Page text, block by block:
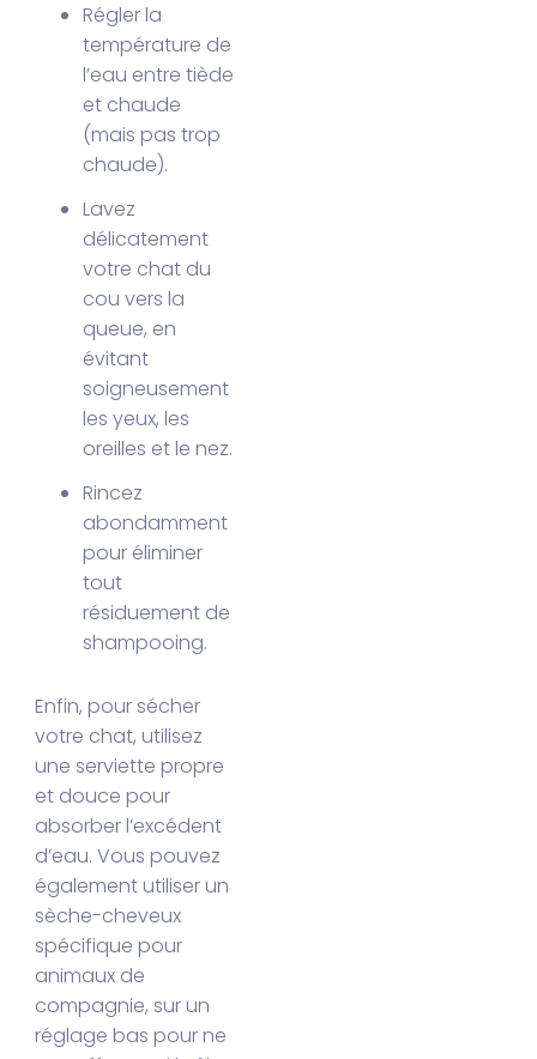
Régler la
température de
l’eau entre tiède
et chaude
(mais pas trop
chaude).
Lavez
délicatement
votre chat du
cou vers la
queue, en
évitant
soigneusement
les yeux, les
oreilles et le nez.
Rincez
abondamment
pour éliminer
tout
résiduement de
shampooing.
Enfin, pour sécher
votre chat, utilisez
une serviette propre
et douce pour
absorber l’excédent
d’eau. Vous pouvez
également utiliser un
sèche-cheveux
spécifique pour
animaux de
compagnie, sur un
réglage bas pour ne